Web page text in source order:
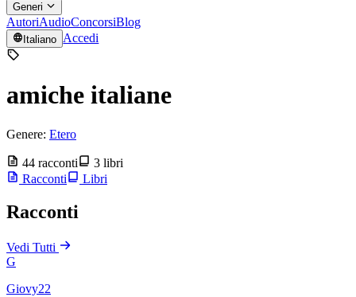
Generi
AutoriAudioConcorsiBlog
Italiano Accedi
amiche italiane
Genere: Etero
44 racconti
3 libri
Racconti
Libri
Racconti
Vedi Tutti
G
Giovy22